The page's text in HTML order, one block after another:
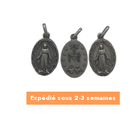
Expédié sous 2-3 semaines